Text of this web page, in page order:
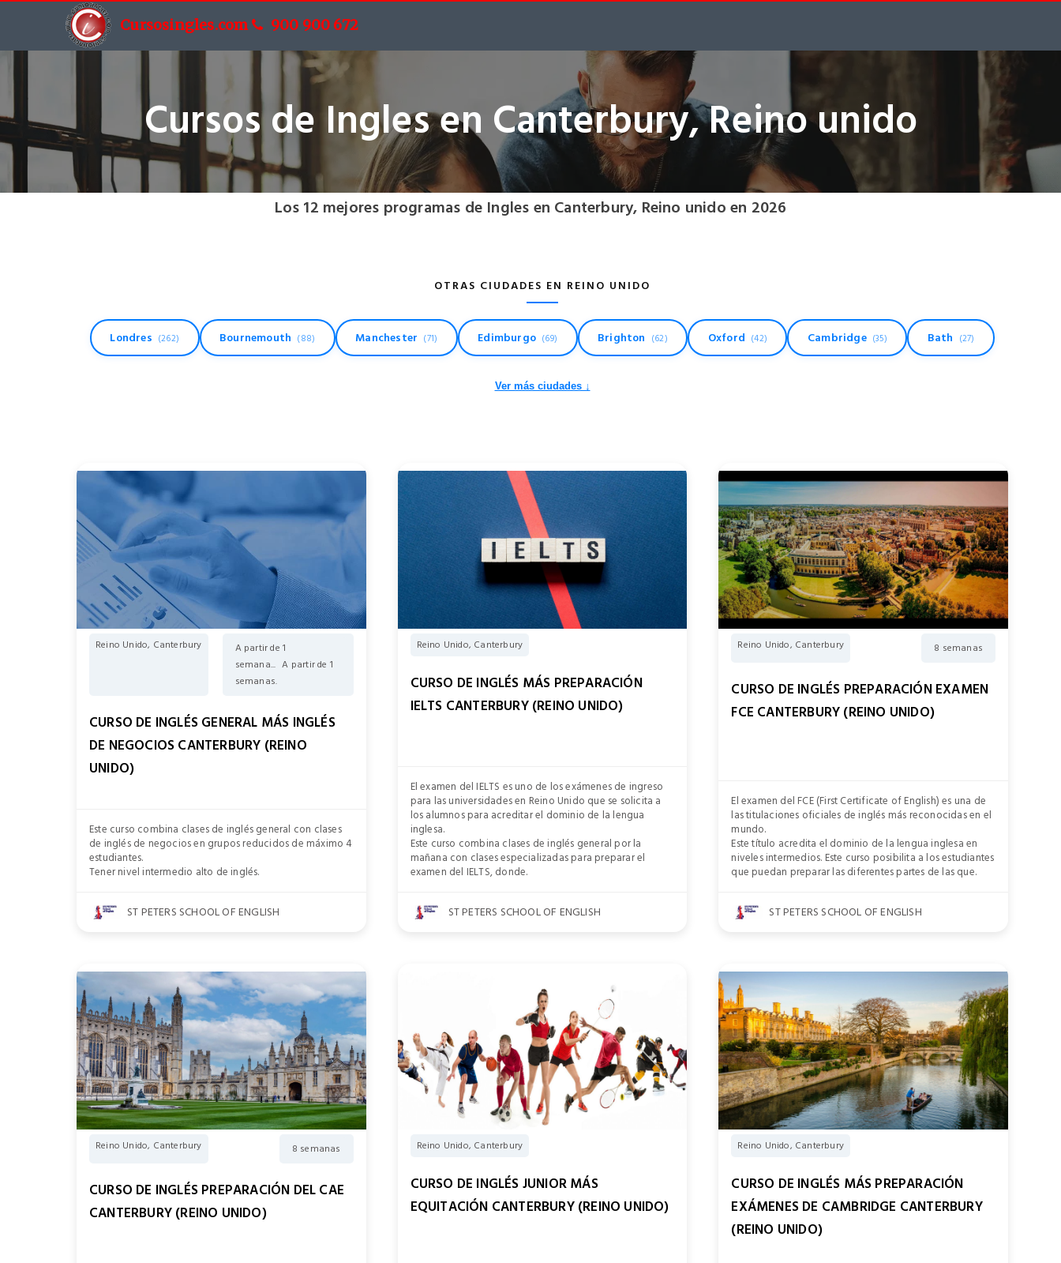
Cursosingles.com 900 900 672
Cursos de Ingles en Canterbury, Reino unido
Los 12 mejores programas de Ingles en Canterbury, Reino unido en 2026
OTRAS CIUDADES EN REINO UNIDO
Londres (262) Bournemouth (88) Manchester (71) Edimburgo (69) Brighton (62) Oxford (42) Cambridge (35) Bath (27)
Ver más ciudades ↓
Reino Unido, Canterbury
A partir de 1
semana... A partir de 1
semanas.
CURSO DE INGLÉS GENERAL MÁS INGLÉS
DE NEGOCIOS CANTERBURY (REINO
UNIDO)
Este curso combina clases de inglés general con clases
de inglés de negocios en grupos reducidos de máximo 4
estudiantes.
Tener nivel intermedio alto de inglés.
ST PETERS SCHOOL OF ENGLISH
Reino Unido, Canterbury
CURSO DE INGLÉS MÁS PREPARACIÓN
IELTS CANTERBURY (REINO UNIDO)
El examen del IELTS es uno de los exámenes de ingreso
para las universidades en Reino Unido que se solicita a
los alumnos para acreditar el dominio de la lengua
inglesa.
Este curso combina clases de inglés general por la
mañana con clases especializadas para preparar el
examen del IELTS, donde.
ST PETERS SCHOOL OF ENGLISH
Reino Unido, Canterbury 8 semanas
CURSO DE INGLÉS PREPARACIÓN EXAMEN
FCE CANTERBURY (REINO UNIDO)
El examen del FCE (First Certificate of English) es una de
las titulaciones oficiales de inglés más reconocidas en el
mundo.
Este título acredita el dominio de la lengua inglesa en
niveles intermedios. Este curso posibilita a los estudiantes
que puedan preparar las diferentes partes de las que.
ST PETERS SCHOOL OF ENGLISH
Reino Unido, Canterbury 8 semanas
CURSO DE INGLÉS PREPARACIÓN DEL CAE
CANTERBURY (REINO UNIDO)
Reino Unido, Canterbury
CURSO DE INGLÉS JUNIOR MÁS
EQUITACIÓN CANTERBURY (REINO UNIDO)
Reino Unido, Canterbury
CURSO DE INGLÉS MÁS PREPARACIÓN
EXÁMENES DE CAMBRIDGE CANTERBURY
(REINO UNIDO)